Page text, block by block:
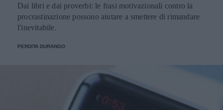
Dai libri e dai proverbi: le frasi motivazionali contro la
procrastinazione possono aiutare a smettere di rimandare
l'inevitabile.
PERDITA DURANGO